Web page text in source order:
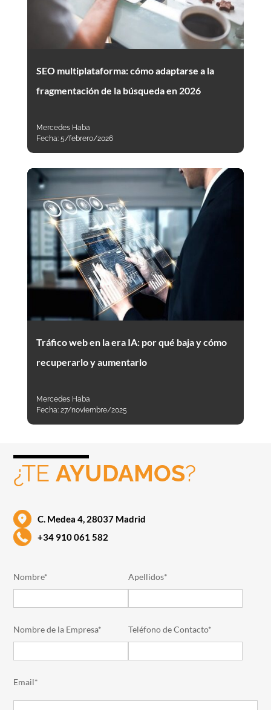
SEO multiplataforma: cómo adaptarse a la
fragmentación de la búsqueda en 2026
Mercedes Haba
Fecha: 5/febrero/2026
Tráfico web en la era IA: por qué baja y cómo
recuperarlo y aumentarlo
Mercedes Haba
Fecha: 27/noviembre/2025
¿TEAYUDAMOS?
C. Medea 4, 28037 Madrid
+34 910 061 582
Nombre* Apellidos*
Nombre de la Empresa* Teléfono de Contacto*
Email*